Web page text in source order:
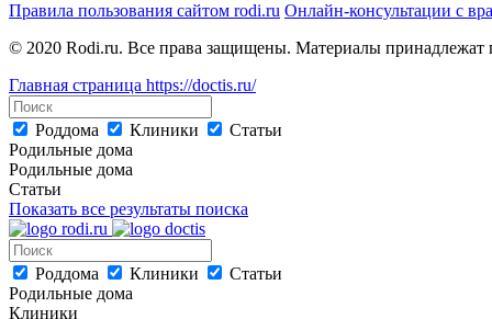
Правила пользования сайтом rodi.ru Онлайн-консультации с
© 2020 Rodi.ru. Все права защищены. Материалы принадлежат
Главная страница https://doctis.ru/
Роддома Клиники
Статьи
Родильные дома
Родильные дома
Статьи
Показать все результаты поиска
Роддома Клиники
Статьи
Родильные дома
Клиники